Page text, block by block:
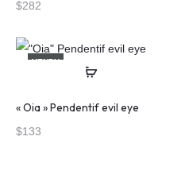
$282
VENDU
« Oia » Pendentif evil eye
$133